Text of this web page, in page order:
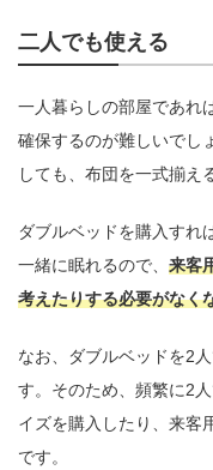
二人でも使える
一人暮らしの部屋であれ
確保するのが難しいでし
しても、布団を一式揃え
ダブルベッドを購入すれ
一緒に眠れるので、 来客
考えたりする必要がなく
なお、ダブルベッドを2
す。そのため、頻繁に2
イズを購入したり、来客
です。